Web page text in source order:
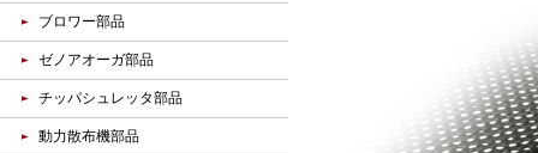
ブロワー部品
ゼノアオーガ部品
チッパシュレッタ部品
動力散布機部品